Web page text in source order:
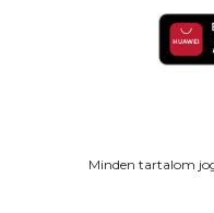
Minden tartalom